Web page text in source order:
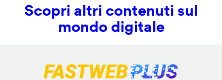
Scopri altri contenuti sul
mondo digitale